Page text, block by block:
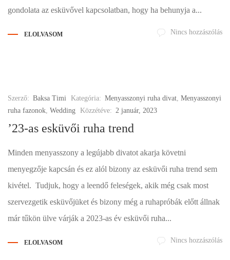
gondolata az esküvővel kapcsolatban, hogy ha behunyja a...
ELOLVASOM Nincs hozzászólás
Szerző: Baksa Timi Kategória: Menyasszonyi ruha divat, Menyasszonyi
ruha fazonok, Wedding Közzétéve: 2 január, 2023
’23-as esküvői ruha trend
Minden menyasszony a legújabb divatot akarja követni
menyegzője kapcsán és ez alól bizony az esküvői ruha trend sem
kivétel. Tudjuk, hogy a leendő feleségek, akik még csak most
szervezgetik esküvőjüket és bizony még a ruhapróbák előtt állnak
már tűkön ülve várják a 2023-as év esküvői ruha...
ELOLVASOM Nincs hozzászólás